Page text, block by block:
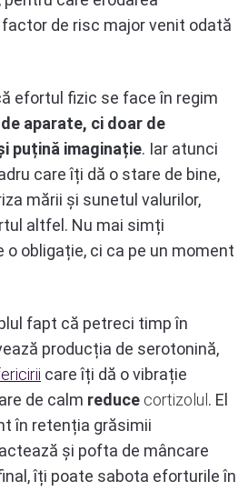
de risc major venit odată
efortul fizic se face în regim
aparate, ci doar de
puțină imaginație. Iar atunci
care îți dă o stare de bine,
mării și sunetul valurilor,
altfel. Nu mai simți
obligație, ci ca pe un moment
fapt că petreci timp în
producția de serotonină,
care îți dă o vibrație
de calm reduce cortizolul . El
în retenția grăsimii
și pofta de mâncare
îți poate sabota eforturile în